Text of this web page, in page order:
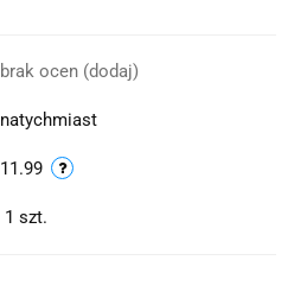
brak ocen (dodaj)
natychmiast
11.99
1 szt.